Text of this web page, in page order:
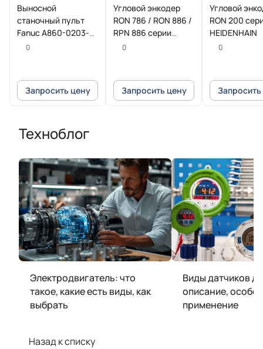
Выносной
станочный пульт
Fanuc A860-0203-
T013
0
Запросить цену
Угловой энкодер
RON 786 / RON 886 /
RPN 886 серии
HEIDENHAIN
0
Запросить цену
Угловой
RON 200
HEIDENHAIN
0
Техноблог
Электродвигатель: что
такое, какие есть виды, как
выбрать
Виды датчиков
описание,
применение
Назад к списку